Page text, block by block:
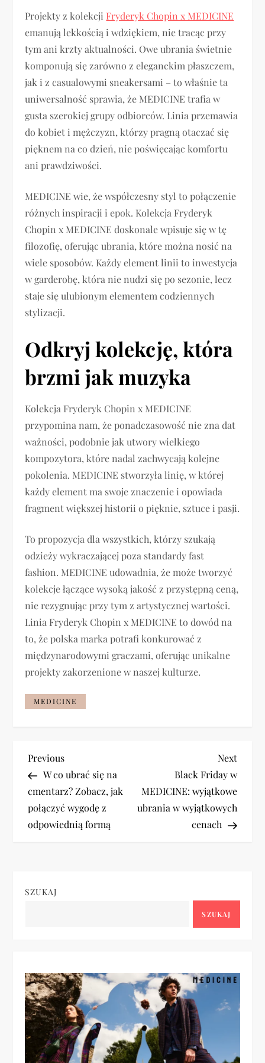
Projekty z kolekcji Fryderyk Chopin x MEDICINE
emanują lekkością i wdziękiem, nie tracąc przy
tym ani krzty aktualności. Owe ubrania świetnie
komponują się zarówno z eleganckim płaszczem,
jak i z casualowymi sneakersami – to właśnie ta
uniwersalność sprawia, że MEDICINE trafia w
gusta szerokiej grupy odbiorców. Linia przemawia
do kobiet i mężczyzn, którzy pragną otaczać się
pięknem na co dzień, nie poświęcając komfortu
ani prawdziwości.
MEDICINE wie, że współczesny styl to połączenie
różnych inspiracji i epok. Kolekcja Fryderyk
Chopin x MEDICINE doskonale wpisuje się w tę
filozofię, oferując ubrania, które można nosić na
wiele sposobów. Każdy element linii to inwestycja
w garderobę, która nie nudzi się po sezonie, lecz
staje się ulubionym elementem codziennych
stylizacji.
Odkryj kolekcję, która
brzmi jak muzyka
Kolekcja Fryderyk Chopin x MEDICINE
przypomina nam, że ponadczasowość nie zna dat
ważności, podobnie jak utwory wielkiego
kompozytora, które nadal zachwycają kolejne
pokolenia. MEDICINE stworzyła linię, w której
każdy element ma swoje znaczenie i opowiada
fragment większej historii o pięknie, sztuce i pasji.
To propozycja dla wszystkich, którzy szukają
odzieży wykraczającej poza standardy fast
fashion. MEDICINE udowadnia, że może tworzyć
kolekcje łączące wysoką jakość z przystępną ceną,
nie rezygnując przy tym z artystycznej wartości.
Linia Fryderyk Chopin x MEDICINE to dowód na
to, że polska marka potrafi konkurować z
międzynarodowymi graczami, oferując unikalne
projekty zakorzenione w naszej kulturze.
MEDICINE
N
a
w
a
a
w
p
Previous
Post
Previous
W co ubrać się na
cmentarz? Zobacz, jak
połączyć wygodę z
odpowiednią formą
Next
Post
Next
Black Friday w
MEDICINE: wyjątkowe
ubrania w wyjątkowych
cenach
SZUKAJ
SZUKAJ